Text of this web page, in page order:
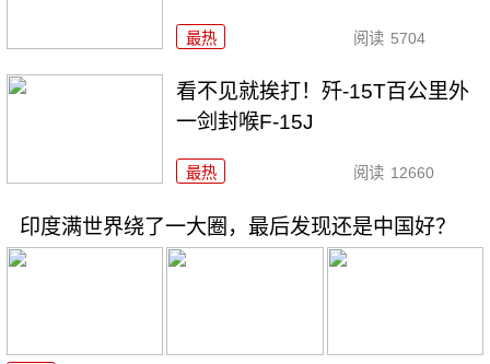
最热 阅读 5704
看不见就挨打！歼-15T百公里外
一剑封喉F-15J
最热 阅读 12660
印度满世界绕了一大圈，最后发现还是中国好？